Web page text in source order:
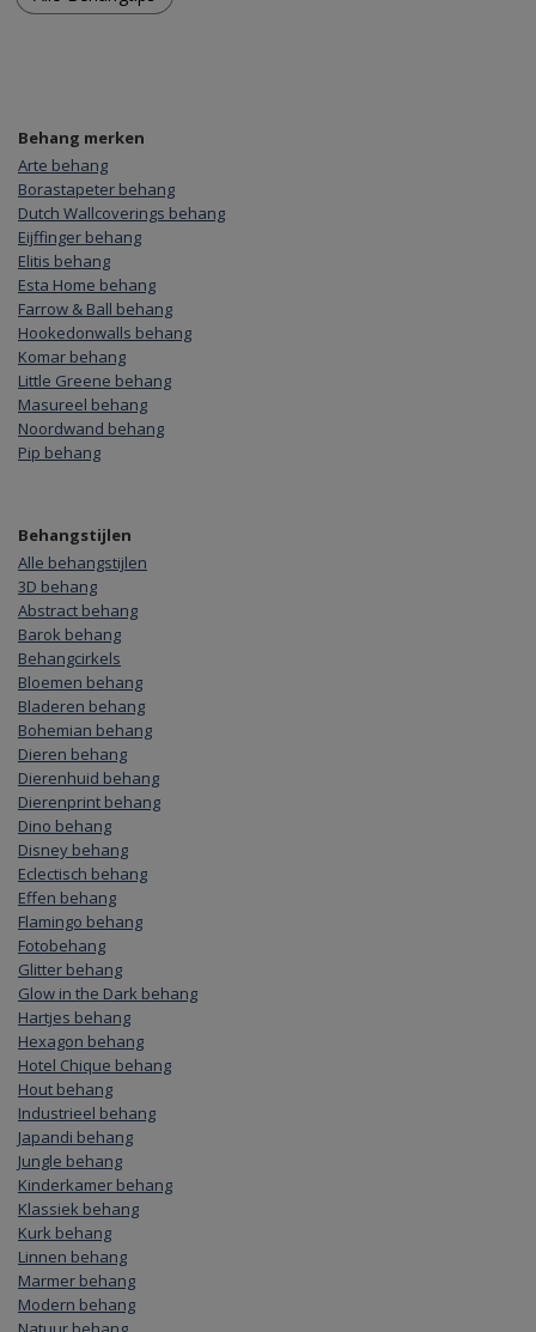
Behang merken
Arte behang
Borastapeter behang
Dutch Wallcoverings behang
Eijffinger behang
Elitis behang
Esta Home behang
Farrow & Ball behang
Hookedonwalls behang
Komar behang
Little Greene behang
Masureel behang
Noordwand behang
Pip behang
Behangstijlen
Alle behangstijlen
3D behang
Abstract behang
Barok behang
Behangcirkels
Bloemen behang
Bladeren behang
Bohemian behang
Dieren behang
Dierenhuid behang
Dierenprint behang
Dino behang
Disney behang
Eclectisch behang
Effen behang
Flamingo behang
Fotobehang
Glitter behang
Glow in the Dark behang
Hartjes behang
Hexagon behang
Hotel Chique behang
Hout behang
Industrieel behang
Japandi behang
Jungle behang
Kinderkamer behang
Klassiek behang
Kurk behang
Linnen behang
Marmer behang
Modern behang